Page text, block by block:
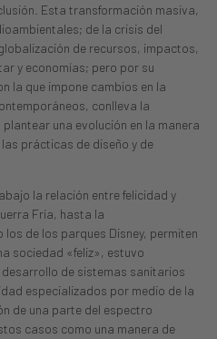
Esta transformación masiva,
de la crisis del
de recursos, impactos,
y economías; pero por su
la que impone cambios en la
conlleva la
una evolución en la manera
prácticas de diseño y de
la relación entre felicidad y
Fría, hasta la
de los parques Disney, permiten
sociedad «feliz», estuvo
de sistemas sanitarios
especializados por medio de la
de una parte del espectro
casos como una manera de